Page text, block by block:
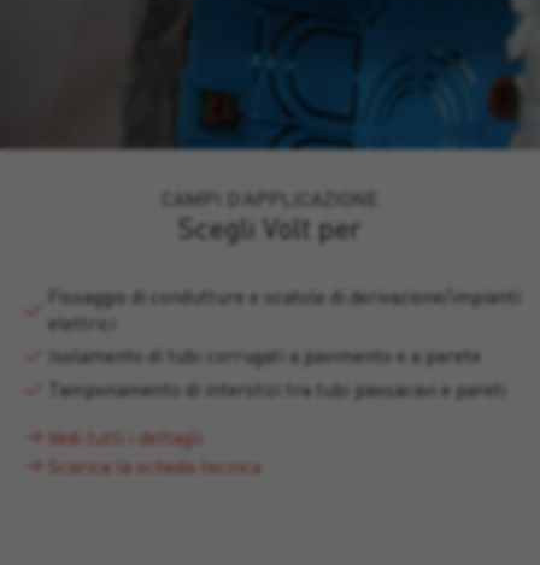
CAMPI D’APPLICAZIONE
Scegli Volt per
Fissaggio di condutture e scatole di derivazione/impianti
elettrici
Isolamento di tubi corrugati a pavimento e a parete
Tamponamento di interstizi tra tubi passacavi e pareti
Vedi tutti i dettagli
Scarica la scheda tecnica